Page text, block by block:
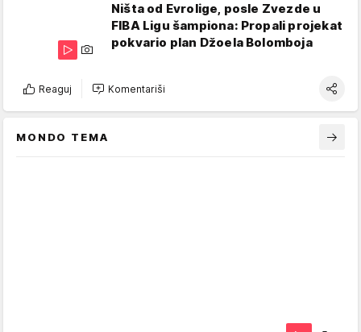
Ništa od Evrolige, posle Zvezde u
FIBA Ligu šampiona: Propali projekat
pokvario plan Džoela Bolomboja
Reaguj Komentariši
MONDO TEMA